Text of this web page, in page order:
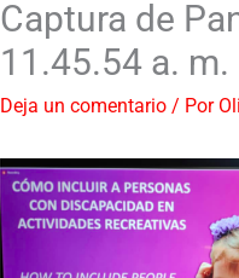
Captura de
11.45.54 a. m.
Deja un comentario / Por